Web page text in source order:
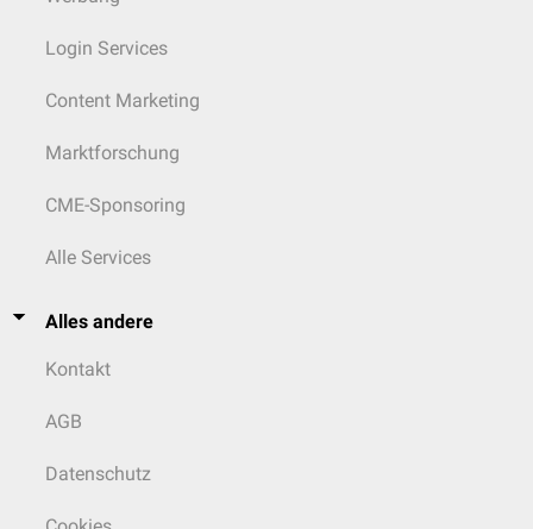
Login Services
Content Marketing
Marktforschung
CME-Sponsoring
Alle Services
Alles andere
Kontakt
AGB
Datenschutz